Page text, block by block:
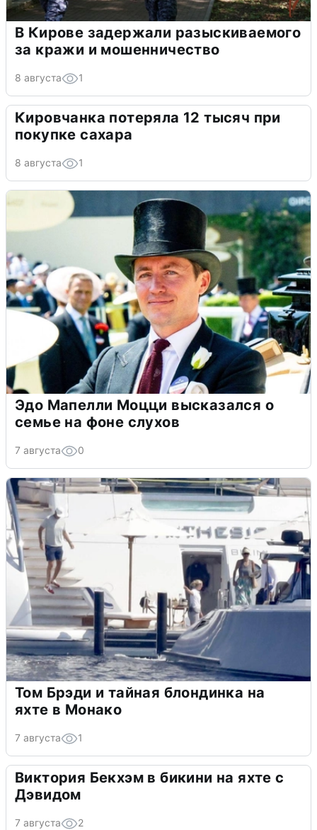
В Кирове задержали разыскиваемого
за кражи и мошенничество
8 августа 1
Кировчанка потеряла 12 тысяч при
покупке сахара
8 августа 1
Эдо Мапелли Моцци высказался о
семье на фоне слухов
7 августа 0
Том Брэди и тайная блондинка на
яхте в Монако
7 августа 1
Виктория Бекхэм в бикини на яхте с
Дэвидом
7 августа 2